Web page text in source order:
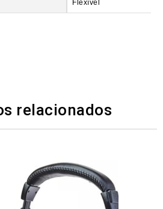
Flexível
relacionados